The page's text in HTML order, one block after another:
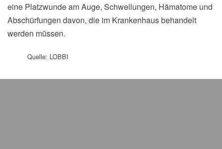
eine Platzwunde am Auge, Schwellungen, Hämatome und
Abschürfungen davon, die im Krankenhaus behandelt
werden müssen.
Quelle: LOBBI